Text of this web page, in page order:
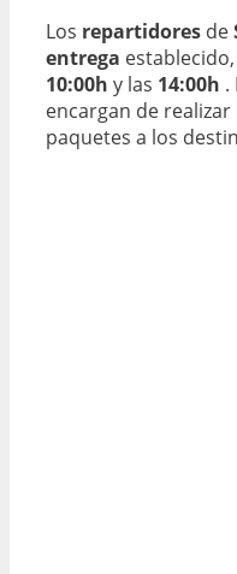
Los repartidores de
entrega
10:00h y las 14:00h .
encargan de
paquetes a los